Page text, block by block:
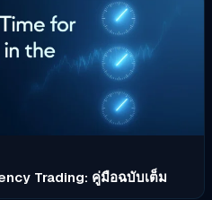
Trading: คู่มือฉบับเต็ม